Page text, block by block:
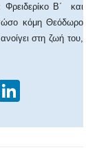
Φρειδερίκο Β΄ και
Ρώσο κόμη Θεόδωρο
στη ζωή του,
W
k